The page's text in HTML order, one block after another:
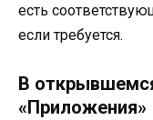
есть
если требуется.
В
«Приложения»